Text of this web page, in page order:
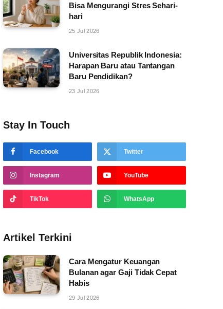
Bisa Mengurangi Stres Sehari-
hari
25 Jul 2026
Universitas Republik Indonesia:
Harapan Baru atau Tantangan
Baru Pendidikan?
23 Jul 2026
Stay In Touch
Facebook Twitter
Instagram YouTube
TikTok WhatsApp
Artikel Terkini
Cara Mengatur Keuangan
Bulanan agar Gaji Tidak Cepat
Habis
29 Jul 2026